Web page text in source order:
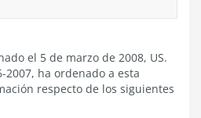
el 5 de marzo de 2008, US.
2007, ha ordenado a esta
respecto de los siguientes